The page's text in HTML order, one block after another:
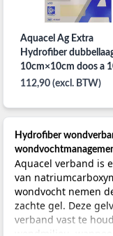
Aquacel Ag Extra
Hydrofiber
10cm×10cm doos a
112,90 (excl. BTW)
Hydrofiber
Aquacel verband is
van
wondvocht nemen
zachte gel. Deze
verband vast te
wondmilieu,